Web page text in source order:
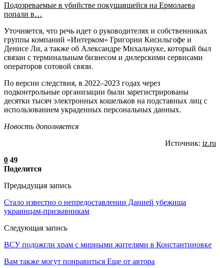
Подозреваемые в убийстве покушавшейся на Ермолаева
попали в…
Уточняется, что речь идет о руководителях и собственниках
группы компаний «Интерком» Григории Кисильгофе и
Денисе Ли, а также об Александре Михальчуке, который был
связан с терминальным бизнесом и дилерскими сервисами
операторов сотовой связи.
По версии следствия, в 2022–2023 годах через
подконтрольные организации были зарегистрированы
десятки тысяч электронных кошельков на подставных лиц с
использованием украденных персональных данных.
Новость дополняется
Источник: iz.ru
0 49
Поделится
Предыдущая запись
Стало известно о непредоставлении Данией убежища
украинцам-призывникам
Следующая запись
ВСУ подожгли храм с мирными жителями в Константиновке
Вам также могут понравиться Еще от автора